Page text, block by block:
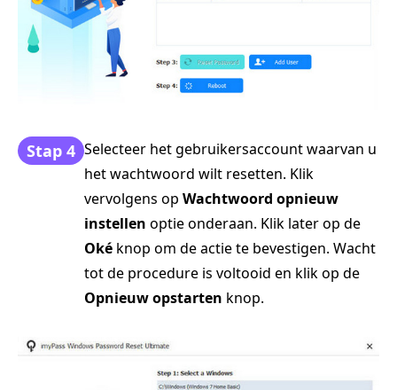
Stap 4 Selecteer het gebruikersaccount waarvan u
het wachtwoord wilt resetten. Klik
vervolgens op Wachtwoord opnieuw
instellen optie onderaan. Klik later op de
Oké knop om de actie te bevestigen. Wacht
tot de procedure is voltooid en klik op de
Opnieuw opstarten knop.